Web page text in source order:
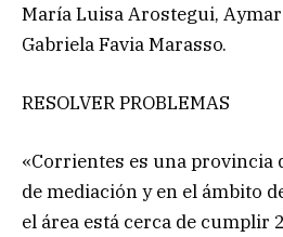
María Luisa Arostegui,
Gabriela Favia Marasso.
RESOLVER PROBLEMAS
«Corrientes es una provincia
de mediación y en el ámbito
el área está cerca de cumplir